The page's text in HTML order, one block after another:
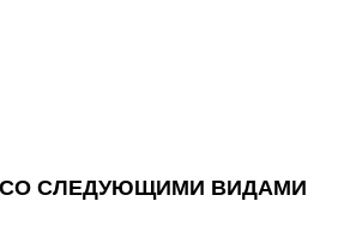
СО СЛЕДУЮЩИМИ ВИДАМИ